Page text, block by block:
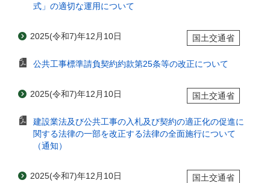
式」の適切な運用について
2025(令和7)年12月10日 国土交通省
公共工事標準請負契約約款第25条等の改正について
2025(令和7)年12月10日 国土交通省
建設業法及び公共工事の入札及び契約の適正化の促進に
関する法律の一部を改正する法律の全面施行について
（通知）
2025(令和7)年12月10日 国土交通省